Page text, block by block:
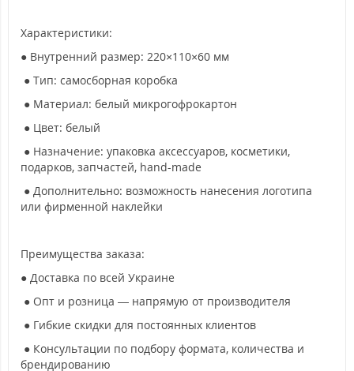
Характеристики:
● Внутренний размер: 220×110×60 мм
● Тип: самосборная коробка
● Материал: белый микрогофрокартон
● Цвет: белый
● Назначение: упаковка аксессуаров, косметики,
подарков, запчастей, hand-made
● Дополнительно: возможность нанесения логотипа
или фирменной наклейки
Преимущества заказа:
● Доставка по всей Украине
● Опт и розница — напрямую от производителя
● Гибкие скидки для постоянных клиентов
● Консультации по подбору формата, количества и
брендированию